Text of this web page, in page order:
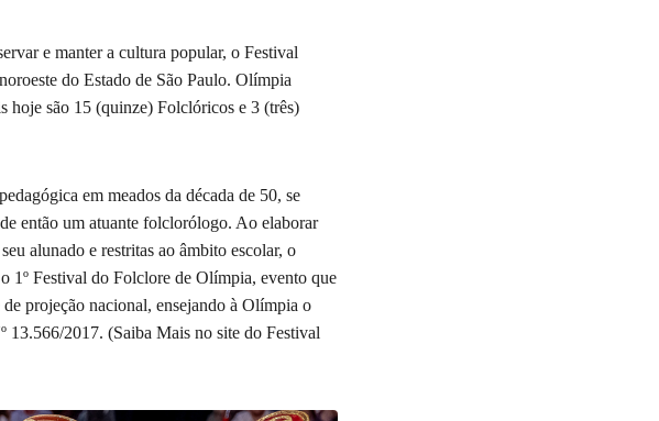
e manter a cultura popular, o Festival
do Estado de São Paulo. Olímpia
hoje são 15 (quinze) Folclóricos e 3 (três)
em meados da década de 50, se
então um atuante folclorólogo. Ao elaborar
alunado e restritas ao âmbito escolar, o
1º Festival do Folclore de Olímpia, evento que
projeção nacional, ensejando à Olímpia o
2017. (Saiba Mais no site do Festival